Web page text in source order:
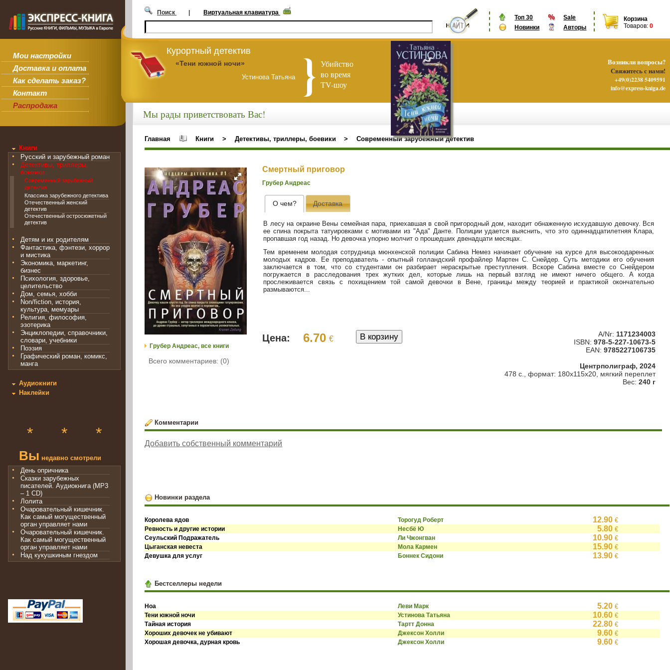
Мои настройки
Доставка и оплата
Как сделать заказ?
Контакт
Распродажа
Топ 30
Sale
Новинки
Авторы
Корзина
Товаров: 0
Поиск | Виртуальная клавиатура
Курортный детектив
«Тени южной ночи»
Устинова Татьяна
Убийство
во время
TV-шоу
Книги
Русский и зарубежный роман
Детективы, триллеры,
боевики
Современный зарубежный
детектив
Классика зарубежного детектива
Отечественный женский
детектив
Отечественный остросюжетный
детектив
Детям и их родителям
Фантастика, фэнтези, хоррор
и мистика
Экономика, маркетинг,
бизнес
Психология, здоровье,
целительство
Дом, семья, хобби
Non/fiction, история,
культура, мемуары
Религия, философия,
эзотерика
Энциклопедии, справочники,
словари, учебники
Поэзия
Графический роман, комикс,
манга
Аудиокниги
Наклейки
* * *
Вы недавно смотрели
День опричника
Сказки зарубежных
писателей. Аудиокнига (MP3
– 1 CD)
Лолита
Очаровательный кишечник.
Как самый могущественный
орган управляет нами
Очаровательный кишечник.
Как самый могущественный
орган управляет нами
Над кукушкиным гнездом
Мы рады приветствовать Вас!
Главная Книги > Детективы, триллеры, боевики > Современный зарубежный детектив
Грубер Андреас, все книги
Всего комментариев: (0)
Смертный приговор
Грубер Андреас
О чем? Доставка
В лесу на окраине Вены семейная пара, приехавшая в свой пригородный дом, находит обнаженную исхудавшую девочку. Вся
ее спина покрыта татуировками с мотивами из "Ада" Данте. Полиции удается выяснить, что это одиннадцатилетняя Клара,
пропавшая год назад. Но девочка упорно молчит о прошедших двенадцати месяцах.
Тем временем молодая сотрудница мюнхенской полиции Сабина Немез начинает обучение на курсе для высокоодаренных
молодых кадров. Ее преподаватель - опытный голландский профайлер Мартен С. Снейдер. Суть методики его обучения
заключается в том, что со студентами он разбирает нераскрытые преступления. Вскоре Сабина вместе со Снейдером
погружается в расследования трех жутких дел, которые лишь на первый взгляд не имеют ничего общего. А когда
прослеживается связь с похищением той самой девочки в Вене, границы между теорией и практикой окончательно
размываются...
Цена: 6.70 € A/Nr: 1171234003
ISBN: 978-5-227-10673-5
EAN: 9785227106735
Центрполиграф, 2024
478 с., формат: 180x115x20, мягкий переплет
Вес: 240 г
Комментарии
Добавить собственный комментарий
Новинки раздела
Королева ядов Торогуд Роберт 12.90 €
Ревность и другие истории Несбё Ю 5.80 €
Сеульский Подражатель Ли Чжонгван 10.90 €
Цыганская невеста Мола Кармен 15.90 €
Девушка для услуг Боннек Сидони 13.90 €
Бестселлеры недели
Ноа Леви Марк 5.20 €
Тени южной ночи Устинова Татьяна 10.60 €
Тайная история Тартт Донна 22.80 €
Хороших девочек не убивают Джексон Холли 9.60 €
Хорошая девочка, дурная кровь Джексон Холли 9.60 €
Возникли вопросы?
Свяжитесь с нами!
+49(0)2238 5409591
info@express-kniga.de